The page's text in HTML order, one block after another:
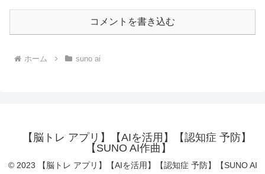
コメントを書き込む
ホーム suno ai
【脳トレ アプリ】【AIを活用】【認知症 予防】
【SUNO AI作曲】
© 2023 【脳トレ アプリ】【AIを活用】【認知症 予防】【SUNO AI